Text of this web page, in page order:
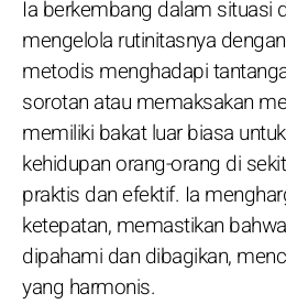
Ia berkembang dalam situasi
mengelola rutinitasnya
metodis menghadapi
sorotan atau memaksakan
memiliki bakat luar biasa
kehidupan orang-orang di
praktis dan efektif. Ia
ketepatan, memastikan
dipahami dan dibagikan,
yang harmonis.